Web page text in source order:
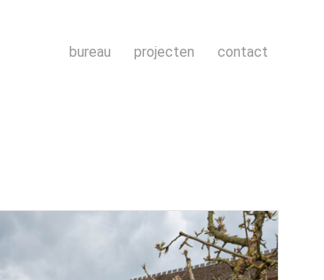
bureau projecten contact